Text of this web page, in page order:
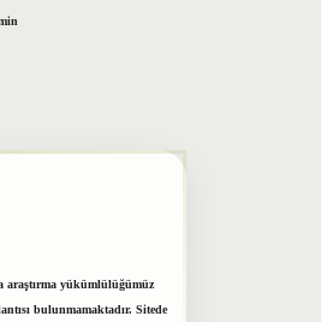
araştırma yükümlülüğümüz
bulunmamaktadır. Sitede